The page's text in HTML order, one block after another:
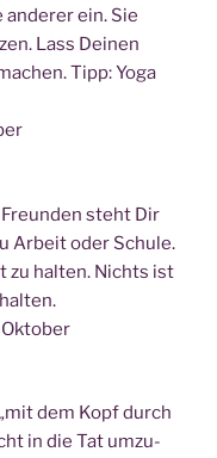
ein. Sie
Lass Dei­nen
Tipp: Yoga
steht Dir
Arbeit oder Schu­le.
zu hal­ten. Nichts ist
Oktober
dem Kopf durch
in die Tat umzu­